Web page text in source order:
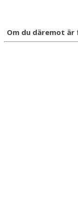
Om du däremot